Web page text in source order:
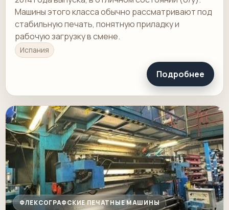
Машины этого класса обычно рассматривают под
стабильную печать, понятную приладку и
рабочую загрузку в смене.
Испания
Подробнее
ФЛЕКСОГРАФСКИЕ ПЕЧАТНЫЕ МАШИНЫ